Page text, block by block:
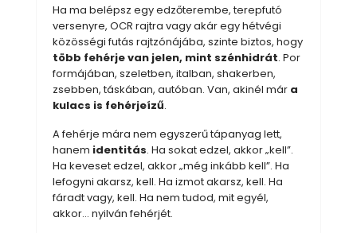
Ha ma belépsz egy edzőterembe, terepfutó
versenyre, OCR rajtra vagy akár egy hétvégi
közösségi futás rajtzónájába, szinte biztos, hogy
több fehérje van jelen, mint szénhidrát. Por
formájában, szeletben, italban, shakerben,
zsebben, táskában, autóban. Van, akinél már a
kulacs is fehérjeízű.
A fehérje mára nem egyszerű tápanyag lett,
hanem identitás. Ha sokat edzel, akkor „kell”.
Ha keveset edzel, akkor „még inkább kell”. Ha
lefogyni akarsz, kell. Ha izmot akarsz, kell. Ha
fáradt vagy, kell. Ha nem tudod, mit egyél,
akkor… nyilván fehérjét.